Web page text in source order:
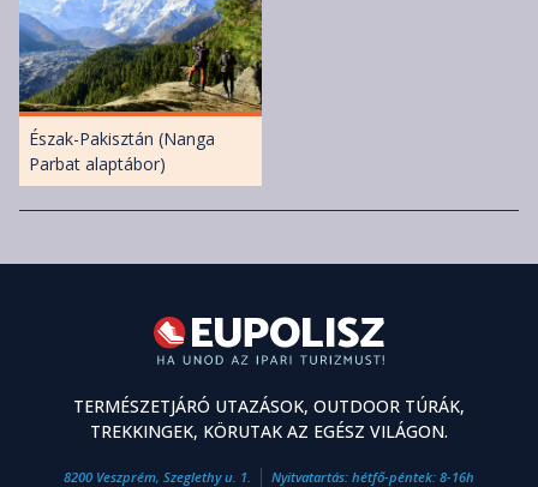
Észak-Pakisztán (Nanga
Parbat alaptábor)
TERMÉSZETJÁRÓ UTAZÁSOK, OUTDOOR TÚRÁK,
TREKKINGEK, KÖRUTAK AZ EGÉSZ VILÁGON.
8200 Veszprém, Szeglethy u. 1.
Nyitvatartás: hétfő-péntek: 8-16h